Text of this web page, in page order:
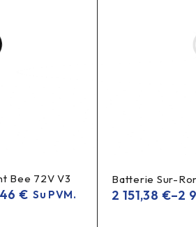
atbulinis vožtuvas (neleidžia orui
oras atgal?
Bee 72V V3
€ Su PVM.
Batterie Sur-
2 151,38 €–2